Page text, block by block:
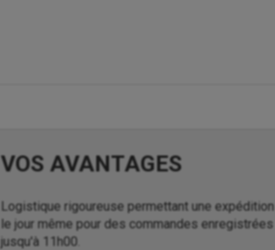
VOS AVANTAGES
Logistique rigoureuse permettant une expédition
le jour même pour des commandes enregistrées
jusqu'à 11h00.